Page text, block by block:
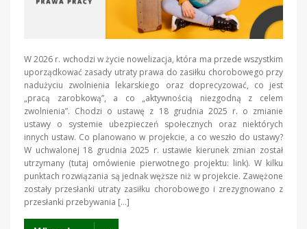
W 2026 r. wchodzi w życie nowelizacja, która ma przede wszystkim
uporządkować zasady utraty prawa do zasiłku chorobowego przy
nadużyciu zwolnienia lekarskiego oraz doprecyzować, co jest
„pracą zarobkową”, a co „aktywnością niezgodną z celem
zwolnienia”. Chodzi o ustawę z 18 grudnia 2025 r. o zmianie
ustawy o systemie ubezpieczeń społecznych oraz niektórych
innych ustaw. Co planowano w projekcie, a co weszło do ustawy?
W uchwalonej 18 grudnia 2025 r. ustawie kierunek zmian został
utrzymany (tutaj omówienie pierwotnego projektu: link). W kilku
punktach rozwiązania są jednak węższe niż w projekcie. Zawężone
zostały przesłanki utraty zasiłku chorobowego i zrezygnowano z
przesłanki przebywania […]